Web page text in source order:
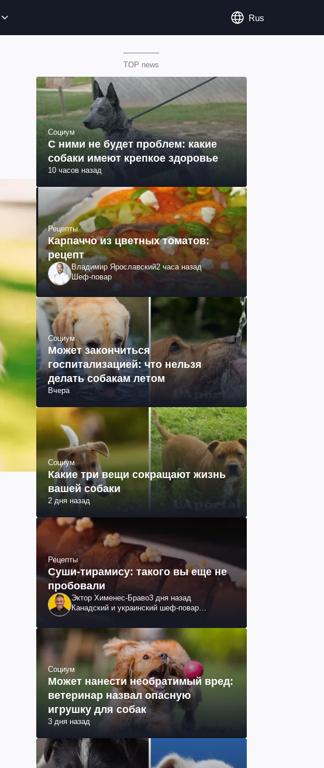
Rus
TOP news
Социум
С ними не будет проблем: какие
собаки имеют крепкое здоровье
10 часов назад
Рецепты
Карпаччо из цветных томатов:
рецепт
Владимир Ярославский2 часа назад
Шеф-повар
Социум
Может закончиться
госпитализацией: что нельзя
делать собакам летом
Вчера
Социум
Какие три вещи сокращают жизнь
вашей собаки
2 дня назад
Рецепты
Суши-тирамису: такого вы еще не
пробовали
Эктор Хименес-Браво3 дня назад
Канадский и украинский шеф-повар
телеведущий
Социум
Может нанести необратимый вред:
ветеринар назвал опасную
игрушку для собак
3 дня назад